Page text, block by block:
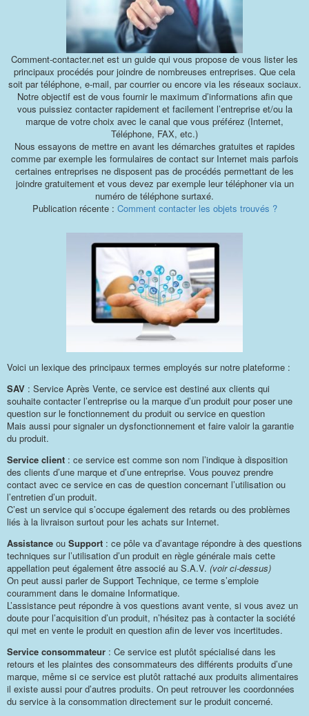
Comment-contacter.net est un guide qui vous propose de vous lister les
principaux procédés pour joindre de nombreuses entreprises. Que cela
soit par téléphone, e-mail, par courrier ou encore via les réseaux sociaux.
Notre objectif est de vous fournir le maximum d’informations afin que
vous puissiez contacter rapidement et facilement l’entreprise et/ou la
marque de votre choix avec le canal que vous préférez (Internet,
Téléphone, FAX, etc.)
Nous essayons de mettre en avant les démarches gratuites et rapides
comme par exemple les formulaires de contact sur Internet mais parfois
certaines entreprises ne disposent pas de procédés permettant de les
joindre gratuitement et vous devez par exemple leur téléphoner via un
numéro de téléphone surtaxé.
Publication récente : Comment contacter les objets trouvés ?
Voici un lexique des principaux termes employés sur notre plateforme :
SAV : Service Après Vente, ce service est destiné aux clients qui
souhaite contacter l’entreprise ou la marque d’un produit pour poser une
question sur le fonctionnement du produit ou service en question
Mais aussi pour signaler un dysfonctionnement et faire valoir la garantie
du produit.
Service client : ce service est comme son nom l’indique à disposition
des clients d’une marque et d’une entreprise. Vous pouvez prendre
contact avec ce service en cas de question concernant l’utilisation ou
l’entretien d’un produit.
C’est un service qui s’occupe également des retards ou des problèmes
liés à la livraison surtout pour les achats sur Internet.
Assistance ou Support : ce pôle va d’avantage répondre à des questions
techniques sur l’utilisation d’un produit en règle générale mais cette
appellation peut également être associé au S.A.V. (voir ci-dessus)
On peut aussi parler de Support Technique, ce terme s’emploie
couramment dans le domaine Informatique.
L’assistance peut répondre à vos questions avant vente, si vous avez un
doute pour l’acquisition d’un produit, n’hésitez pas à contacter la société
qui met en vente le produit en question afin de lever vos incertitudes.
Service consommateur : Ce service est plutôt spécialisé dans les
retours et les plaintes des consommateurs des différents produits d’une
marque, même si ce service est plutôt rattaché aux produits alimentaires
il existe aussi pour d’autres produits. On peut retrouver les coordonnées
du service à la consommation directement sur le produit concerné.